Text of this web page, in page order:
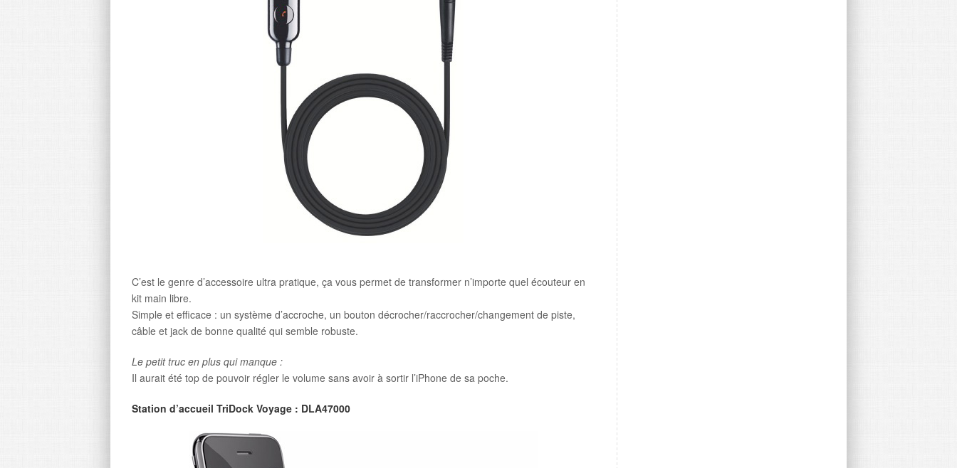
C’est le genre d’accessoire ultra pratique, ça vous permet de transformer n’importe quel écouteur en
kit main libre.
Simple et efficace : un système d’accroche, un bouton décrocher/raccrocher/changement de piste,
câble et jack de bonne qualité qui semble robuste.
Le petit truc en plus qui manque :
Il aurait été top de pouvoir régler le volume sans avoir à sortir l’iPhone de sa poche.
Station d’accueil TriDock Voyage : DLA47000